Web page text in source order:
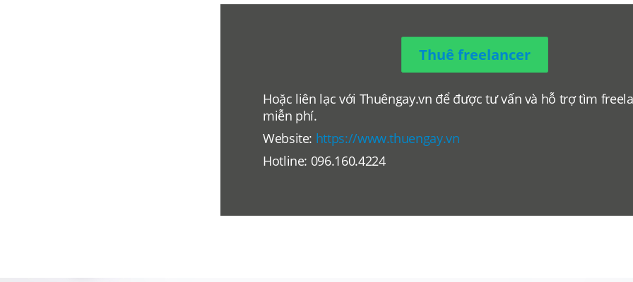
Thuê freelancer
Hoặc liên lạc với Thuêngay.vn để được tư vấn và hỗ trợ tìm
miễn phí.
Website: https://www.thuengay.vn
Hotline: 096.160.4224